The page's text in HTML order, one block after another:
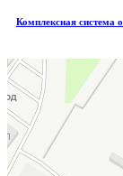
Комплексная система